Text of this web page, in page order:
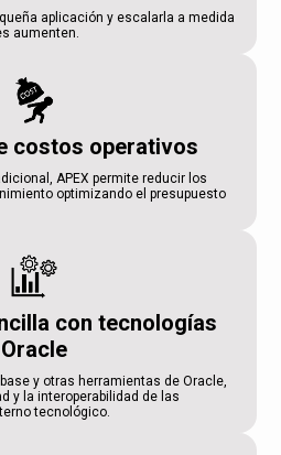
aplicación y escalarla a medida
aumenten.
costos operativos
APEX permite reducir los
optimizando el presupuesto
con tecnologías
Oracle
y otras herramientas de Oracle,
y la interoperabilidad de las
tecnológico.